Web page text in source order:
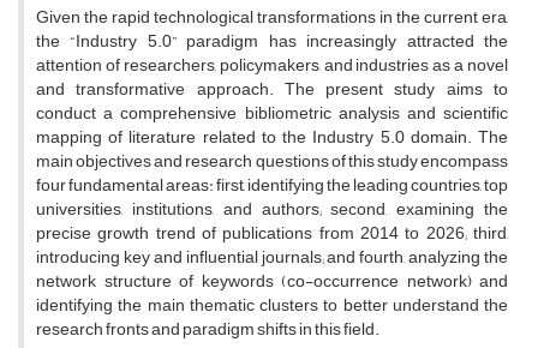
Given the rapid technological transformations in the current era,
the “Industry 5.0” paradigm has increasingly attracted the
attention of researchers, policymakers, and industries as a novel
and transformative approach. The present study aims to
conduct a comprehensive bibliometric analysis and scientific
mapping of literature related to the Industry 5.0 domain. The
main objectives and research questions of this study encompass
four fundamental areas: first, identifying the leading countries, top
universities, institutions, and authors; second, examining the
precise growth trend of publications from 2014 to 2026; third,
introducing key and influential journals; and fourth, analyzing the
network structure of keywords (co-occurrence network) and
identifying the main thematic clusters to better understand the
research fronts and paradigm shifts in this field.